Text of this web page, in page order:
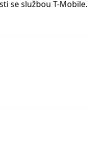
se službou T-